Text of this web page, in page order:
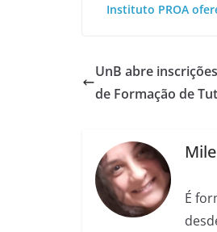
Instituto PROA
UnB abre
de Formação de
É